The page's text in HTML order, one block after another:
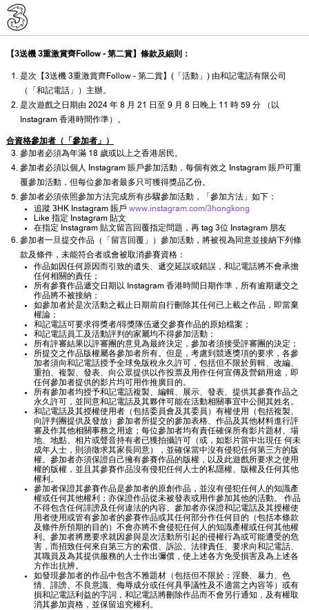
【3送機 3重激賞齊Follow - 第二賞】條款及細則：
是次【3送機 3重激賞齊Follow - 第二賞】(「活動」) 由和記電話有限公司
（「和記電話」）主辦。
是次遊戲之日期由 2024 年 8 月 21 日至 9 月 8 日晚上 11 時 59 分 （以
Instagram 香港時間作準）。
合資格參加者（「參加者」）
參加者必須為年滿 18 歲或以上之香港居民。
參加者必須以個人 Instagram 賬戶參加活動，每個有效之 Instagram 賬戶可重
覆參加活動，但每位參加者最多只可獲得獎品乙份。
參加者必須依照參加方法完成所有步驟參加活動，「參加方法」如下：
追蹤 3HK Instagram 賬戶 www.instagram.com/3hongkong
Like 指定 Instagram 貼文
在指定 Instagram 貼文留言回覆指定問題，再 tag 3位 Instagram 朋友
參加者一旦提交作品（「留言回覆」）參加活動，將被視為同意並接納下列條
款及條件，未能符合者或會被取消參賽資格：
作品如因任何原因而引致的遺失、遞交延誤或錯誤，和記電話將不會承擔
任何相關的責任；
所有參賽作品遞交日期以 Instagram 香港時間日期作準，所有逾期遞交之
作品將不被接納；
如參加者於是次活動之截止日期前自行刪除其任何已上載之作品，即當棄
權論；
和記電話可要求得獎者/得獎隊伍遞交參賽作品的原始檔案；
和記電話員工及活動評判的家屬均不得參加活動；
所有評審結果以評審團的意見為最終決定，參加者須接受評審團的決定；
所提交之作品版權屬各參加者所有。但是，考慮到競逐獎項的要求，各參
加者須向和記電話授予全球免版稅永久許可，包括但不限於剪輯、改編、
重拍、複製、發表、向公眾提供以作投票及用作任何宣傳及營銷用途，即
任何參加者提供的影片均可用作推廣目的。
所有參加者均授予和記電話複製、編輯、展示、發表、提供其參賽作品之
永久許可，並同意和記電話及其夥伴可能在活動相關事宜中公開其姓名。
和記電話及其授權使用者（包括委員會及其委員）有權使用（包括複製、
向評判團提供及發放）參加者所提交的參加表格、作品及其他材料進行評
審及作其他相關事務之用途；每位參加者均有責任確保所有影片題材、場
地、地點、相片或聲音持有者已獲拍攝許可（或，如影片當中出現任 何未
成年人士，則須徵求其家長同意），並確保當中沒有侵犯任何第三方的版
權。參加者亦須保證自己擁有參賽作品的版權，以及此遊戲所要求之使用
權的版權，並且其參賽作品沒有侵犯任何人士的私隱權、版權及任何其他
權利。
參加者保證其參賽作品是參加者的原創作品，並沒有侵犯任何人的知識產
權或任何其他權利；亦保證作品從未被發表或用作參加其他的活動。 作品
不得包含任何誹謗及任何違法的內容。參加者亦保證和記電話及其授權使
用者使用或管有參加者的參賽作品或其任何部分作任何目的（包括本條款
及條件所預期的目的）不會亦將不會侵犯任何人的知識產權或任何其他權
利。參加者將應要求就因參與是次活動所引起的侵權行為或可能遭受的危
害，而招致任何來自第三方的索償、訴訟、法律責任、要求向和記電話、
其職員及為其提供服務的人士作出彌償，使上述各方免受損害及為上述各
方作出抗辨。
如發現參加者的作品中包含不雅題材（包括但不限於：淫褻、暴力、色
情、誹謗、不良意識、侮辱成分或任何具爭議性及不適當之內容等）或有
損和記電話利益的字詞，和記電話將刪除作品而不會另行通知，及有權取
消其參加資格，並保留追究權利。